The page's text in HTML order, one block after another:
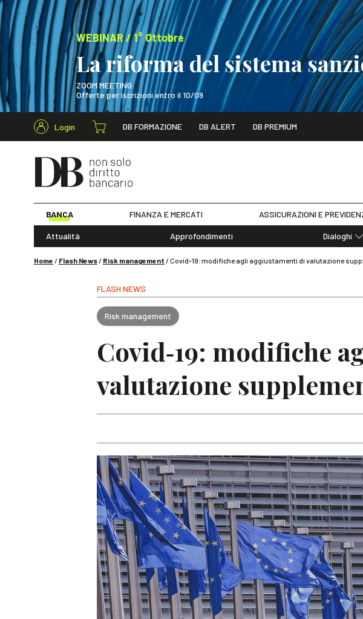
WEBINAR / 1° Ottobre
La riforma del sistema
ZOOM MEETING
Offerte per iscrizioni entro il 10/09
WEBINAR / 1° Ottobre
Login DB FORMAZIONE DB ALERT DB PREMIUM
BANCA FINANZA E MERCATI ASSICURAZIONI E
Attualità Approfondimenti
Dialoghi
Home / Flash News/ Risk management /Covid‐19: modifiche agli aggiustamenti di valutazione
FLASH NEWS
Risk management
Covid‐19: modifiche
valutazione